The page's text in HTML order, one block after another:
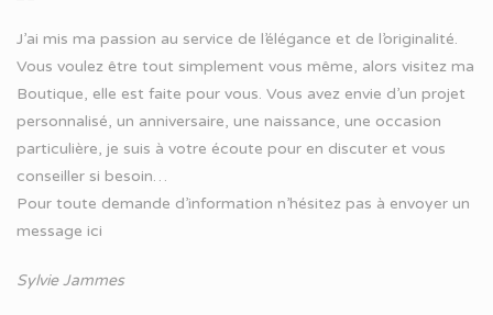
J’ai mis ma passion au service de l’élégance et de l’originalité.
Vous voulez être tout simplement vous même, alors visitez ma
Boutique, elle est faite pour vous. Vous avez envie d’un projet
personnalisé, un anniversaire, une naissance, une occasion
particulière, je suis à votre écoute pour en discuter et vous
conseiller si besoin…
Pour toute demande d’information n’hésitez pas à envoyer un
message ici
Sylvie Jammes